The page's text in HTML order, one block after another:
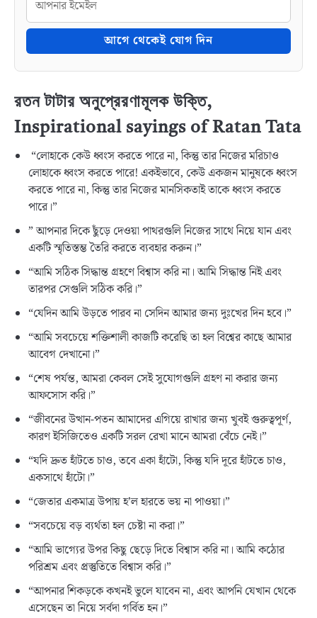
আগে থেকেই যোগ দিন
রতন টাটার অনুপ্রেরণামূলক উক্তি,
Inspirational sayings of Ratan Tata
“লোহাকে কেউ ধ্বংস করতে পারে না, কিন্তু তার নিজের মরিচাও
লোহাকে ধ্বংস করতে পারে! একইভাবে, কেউ একজন মানুষকে ধ্বংস
করতে পারে না, কিন্তু তার নিজের মানসিকতাই তাকে ধ্বংস করতে
পারে।”
” আপনার দিকে ছুঁড়ে দেওয়া পাথরগুলি নিজের সাথে নিয়ে যান এবং
একটি স্মৃতিস্তম্ভ তৈরি করতে ব্যবহার করুন।”
“আমি সঠিক সিদ্ধান্ত গ্রহণে বিশ্বাস করি না। আমি সিদ্ধান্ত নিই এবং
তারপর সেগুলি সঠিক করি।”
“যেদিন আমি উড়তে পারব না সেদিন আমার জন্য দুঃখের দিন হবে।”
“আমি সবচেয়ে শক্তিশালী কাজটি করেছি তা হল বিশ্বের কাছে আমার
আবেগ দেখানো।”
“শেষ পর্যন্ত, আমরা কেবল সেই সুযোগগুলি গ্রহণ না করার জন্য
আফসোস করি।”
“জীবনের উত্থান-পতন আমাদের এগিয়ে রাখার জন্য খুবই গুরুত্বপূর্ণ,
কারণ ইসিজিতেও একটি সরল রেখা মানে আমরা বেঁচে নেই।”
“যদি দ্রুত হাঁটতে চাও, তবে একা হাঁটো, কিন্তু যদি দূরে হাঁটতে চাও,
একসাথে হাঁটো।”
“জেতার একমাত্র উপায় হ’ল হারতে ভয় না পাওয়া।”
“সবচেয়ে বড় ব্যর্থতা হল চেষ্টা না করা।”
“আমি ভাগ্যের উপর কিছু ছেড়ে দিতে বিশ্বাস করি না। আমি কঠোর
পরিশ্রম এবং প্রস্তুতিতে বিশ্বাস করি।”
“আপনার শিকড়কে কখনই ভুলে যাবেন না, এবং আপনি যেখান থেকে
এসেছেন তা নিয়ে সর্বদা গর্বিত হন।”